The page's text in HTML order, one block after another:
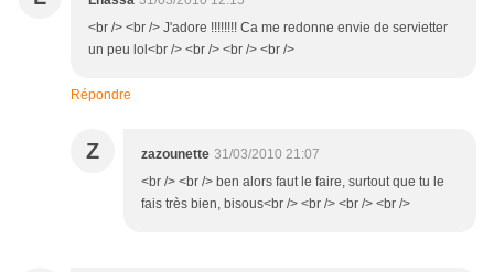
<br /> <br /> J'adore !!!!!!!! Ca me redonne envie de servietter
un peu lol<br /> <br /> <br /> <br />
Répondre
Z zazounette 31/03/2010 21:07
<br /> <br /> ben alors faut le faire, surtout que tu le
fais très bien, bisous<br /> <br /> <br /> <br />